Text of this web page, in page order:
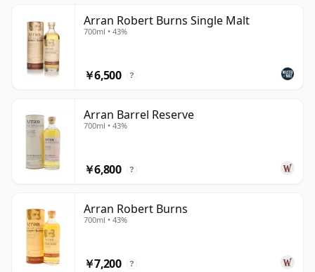
により、この蒸留所のウイスキーが若々しい魅力と真の成
熟さ、そして深みを兼ね備えることができることを示して
います。現在、コアレンジは従来の14年物を大きく超え
て拡張され、10年物、18年物、シェリー樽リリース、ク
ォーターカスクエクスプレッションなどのボトリングが、
ています。
愛好家の間では、アランは公正な価格で優れた品質を提供
し、すぐに楽しめると同時に熟成によってさらなる複雑さ
も明確な成功事例の一つであり続けています。比較的若い
蒸留所でありながら、そのウイスキーは今や独自の地位を
完全に確立したと感じられます。
Arran Robert Burns Single Malt
700ml • 43%
￥6,500 ?
Arran Barrel Reserve
700ml • 43%
￥6,800 ?
Arran Robert Burns
700ml • 43%
￥7,200 ?